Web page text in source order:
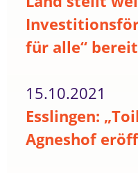
für alle“
15.10.2021
Esslingen:
Agneshof